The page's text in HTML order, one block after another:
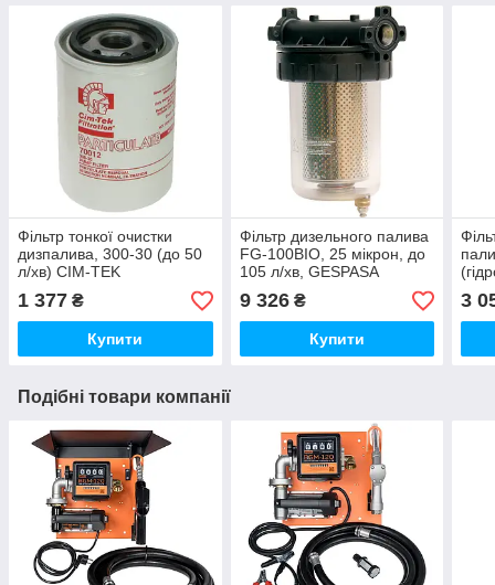
Фільтр тонкої очистки
дизпалива, 300-30 (до 50
л/хв) CIM-TEK
1 377 ₴
Купити
Фільтр дизельного палива
FG-100BIO, 25 мікрон, до
105 л/хв, GESPASA
9 326₴
Купити
л/
3
Подібні товари компанії